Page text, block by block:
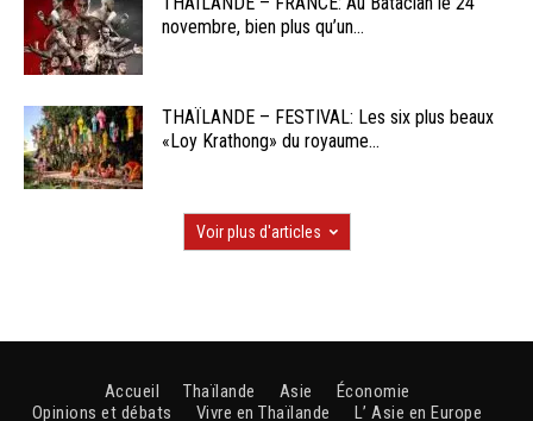
novembre, bien plus qu’un...
THAÏLANDE – FESTIVAL: Les six plus beaux
«Loy Krathong» du royaume...
Voir plus d'articles
Accueil Thaïlande Asie
Économie
Opinions et débats
Vivre en Thaïlande L’ Asie en Europe